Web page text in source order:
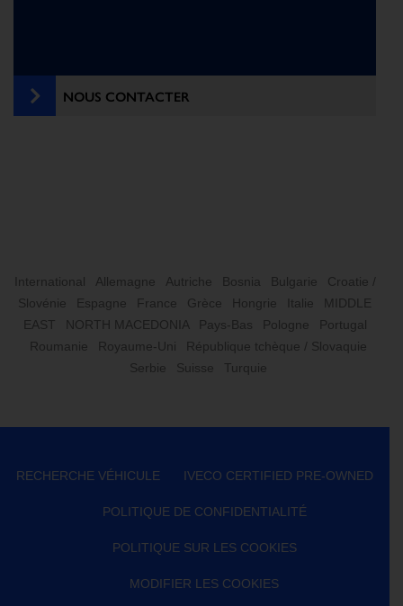
NOUS CONTACTER
International Allemagne Autriche Bosnia Bulgarie
Croatie /
Slovénie
Espagne France Grèce Hongrie Italie
MIDDLE
EAST
NORTH MACEDONIA Pays-Bas Pologne
Portugal
Roumanie
Royaume-Uni
République tchèque / Slovaquie
Serbie
Suisse Turquie
RECHERCHE VÉHICULE IVECO CERTIFIED PRE-OWNED
POLITIQUE DE CONFIDENTIALITÉ
POLITIQUE SUR LES COOKIES
MODIFIER LES COOKIES